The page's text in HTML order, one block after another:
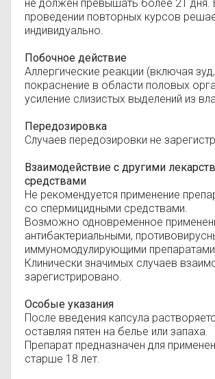
не должен превышать более 21 дня.
проведении повторных курсов
индивидуально.
Побочное действие
Аллергические реакции (включая
покраснение в области половых
усиление слизистых выделений из
Передозировка
Случаев передозировки не
Взаимодействие с другими
средствами
Не рекомендуется применение
со спермицидными средствами.
Возможно одновременное
антибактериальными,
иммуномодулирующими
Клинически значимых случаев
зарегистрировано.
Особые указания
После введения капсула
оставляя пятен на белье или запаха.
Препарат предназначен для
старше 18 лет.